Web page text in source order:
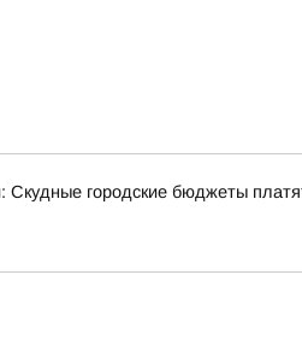
Скудные городские бюджеты